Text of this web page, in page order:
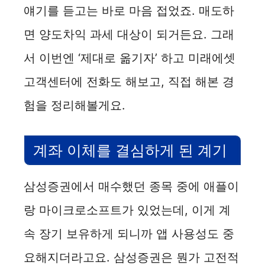
얘기를 듣고는 바로 마음 접었죠. 매도하
면 양도차익 과세 대상이 되거든요. 그래
서 이번엔 ‘제대로 옮기자’ 하고 미래에셋
고객센터에 전화도 해보고, 직접 해본 경
험을 정리해볼게요.
계좌 이체를 결심하게 된 계기
삼성증권에서 매수했던 종목 중에 애플이
랑 마이크로소프트가 있었는데, 이게 계
속 장기 보유하게 되니까 앱 사용성도 중
요해지더라고요. 삼성증권은 뭔가 고전적